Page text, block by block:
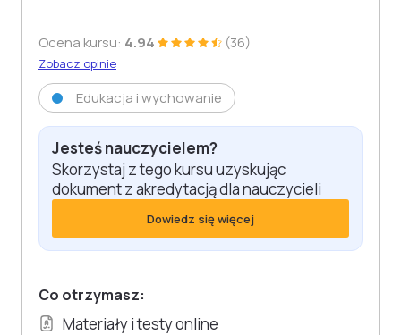
Ocena kursu: 4.94 (36)
Zobacz opinie
Edukacja i wychowanie
Jesteś nauczycielem?
Skorzystaj z tego kursu uzyskując
dokument z akredytacją dla nauczycieli
Dowiedz się więcej
Co otrzymasz:
Materiały i testy online